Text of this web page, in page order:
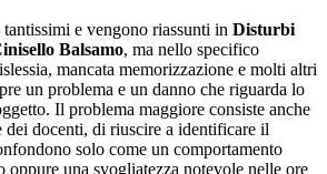
e vengono riassunti in Disturbi
Balsamo, ma nello specifico
mancata memorizzazione e molti altri
un problema e un danno che riguarda lo
Il problema maggiore consiste anche
docenti, di riuscire a identificare il
solo come un comportamento
oppure una svogliatezza notevole nelle ore